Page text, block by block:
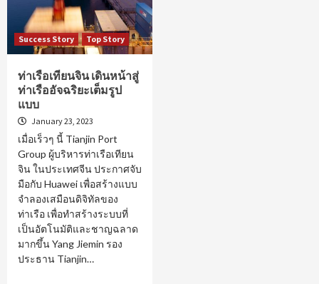
Success Story Top Story
ท่าเรือเทียนจิน เดินหน้าสู่
ท่าเรืออัจฉริยะเต็มรูป
แบบ
January 23, 2023
เมื่อเร็วๆ นี้ Tianjin Port
Group ผู้บริหารท่าเรือเทียน
จิน ในประเทศจีน ประกาศจับ
มือกับ Huawei เพื่อสร้างแบบ
จำลองเสมือนดิจิทัลของ
ท่าเรือ เพื่อทำสร้างระบบที่
เป็นอัตโนมัติและชาญฉลาด
มากขึ้น Yang Jiemin รอง
ประธาน Tianjin…